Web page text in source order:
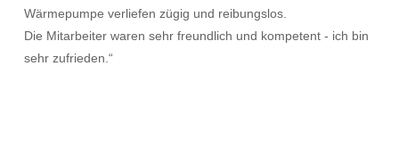
Wärmepumpe verliefen zügig und reibungslos.
Die Mitarbeiter waren sehr freundlich und kompetent - ich bin
sehr zufrieden.“